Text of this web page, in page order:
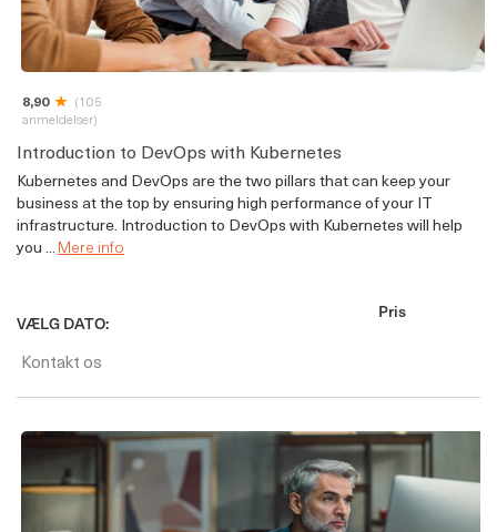
8,90
(105
anmeldelser)
Introduction to DevOps with Kubernetes
Kubernetes and DevOps are the two pillars that can keep your
business at the top by ensuring high performance of your IT
infrastructure. Introduction to DevOps with Kubernetes will help
you ...Mere info
VÆLG DATO:
Kontakt os
Pris